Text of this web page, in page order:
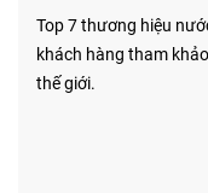
Top 7 thương hiệu
khách hàng tham
thế giới.